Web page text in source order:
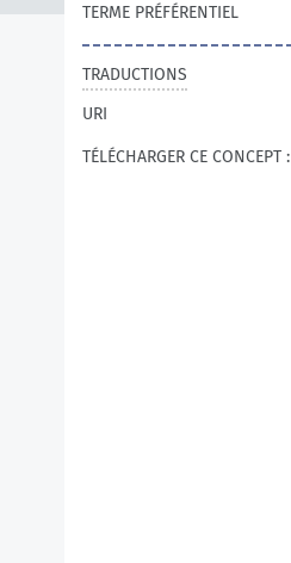
TERME PRÉFÉRENTIEL
TRADUCTIONS
URI
TÉLÉCHARGER CE CONCEPT :